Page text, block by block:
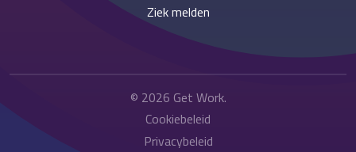
Ziek melden
© 2026 Get Work.
Cookiebeleid
Privacybeleid